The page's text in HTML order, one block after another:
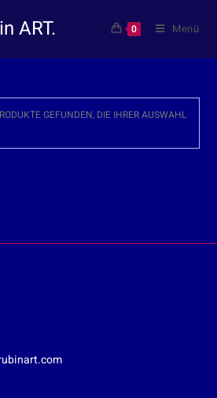
ART. 0 Menü
GEFUNDEN, DIE IHRER AUSWAHL